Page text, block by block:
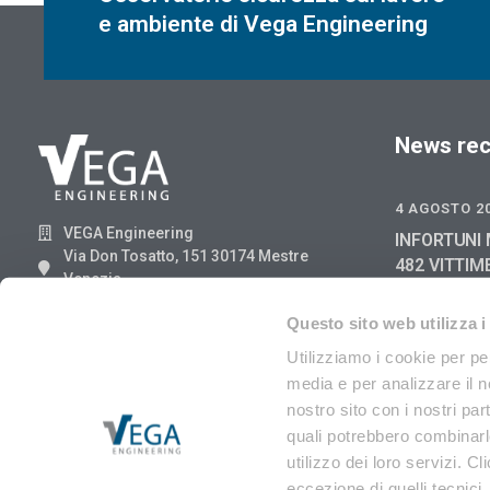
Questo sito web utilizza i
Utilizziamo i cookie per
media e per analizzare il
nostro sito con i nostri
quali potrebbero
utilizzo dei loro servizi.
e ambiente di Vega Engineering
VEGA Engineering
Via Don Tosatto, 151 30174 Mestre
Venezia
News
4 AGOSTO
INFORTUNI
482
2025
29 LUGLIO
RIFIUTI DI
ANGA 8/
EER